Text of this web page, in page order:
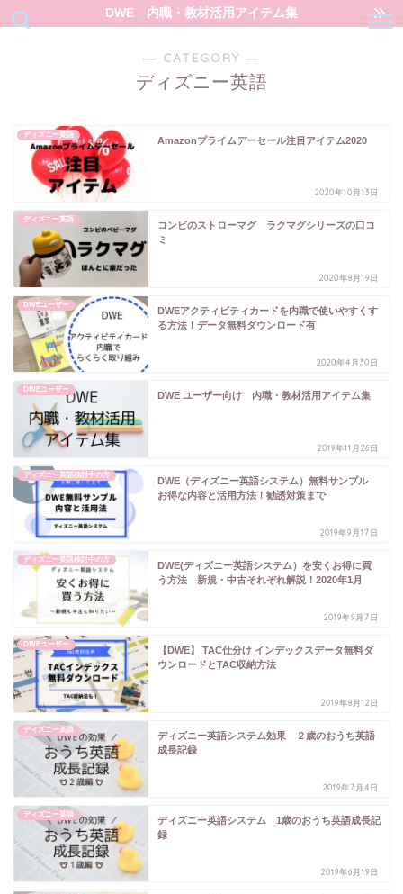
DWE 内職・教材活用アイテム集
― CATEGORY ―
ディズニー英語
ディズニー英語
Amazonプライムデーセール注目アイテム2020
2020年10月13日
ディズニー英語
コンビのストローマグ ラクマグシリーズの口コ
ミ
2020年8月19日
DWEユーザー
DWEアクティビティカードを内職で使いやすくす
る方法！データ無料ダウンロード有
2020年4月30日
DWEユーザー
DWE ユーザー向け 内職・教材活用アイテム集
2019年11月26日
ディズニー英語検討中の方
DWE（ディズニー英語システム）無料サンプル
お得な内容と活用方法！勧誘対策まで
2019年9月17日
ディズニー英語検討中の方
DWE(ディズニー英語システム）を安くお得に買
う方法 新規・中古それぞれ解説！2020年1月
2019年9月7日
DWEユーザー
【DWE】 TAC仕分け インデックスデータ無料ダ
ウンロードとTAC収納方法
2019年8月12日
ディズニー英語
ディズニー英語システム効果 ２歳のおうち英語
成長記録
2019年7月4日
ディズニー英語
ディズニー英語システム 1歳のおうち英語成長記
録
2019年6月19日